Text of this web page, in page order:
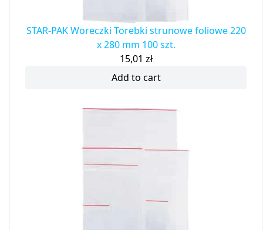
STAR-PAK Woreczki Torebki strunowe foliowe 220
x 280 mm 100 szt.
15,01 zł
Add to cart